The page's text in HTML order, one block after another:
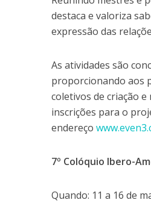
destaca e valoriza
expressão das
As atividades são
proporcionando aos
coletivos de criação
inscrições para o
endereço
7º Colóquio Ibero-
Quando: 11 a 16 de